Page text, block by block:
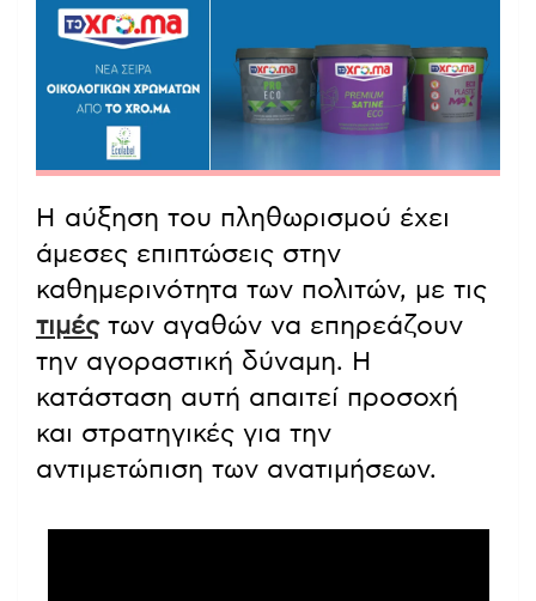
Η αύξηση του πληθωρισμού έχει
άμεσες επιπτώσεις στην
καθημερινότητα των πολιτών, με τις
τιμέςτων αγαθών να επηρεάζουν
την αγοραστική δύναμη. Η
κατάσταση αυτή απαιτεί προσοχή
και στρατηγικές για την
αντιμετώπιση των ανατιμήσεων.